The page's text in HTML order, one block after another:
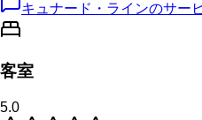
キュナード・ラインのサー
客室
5.0